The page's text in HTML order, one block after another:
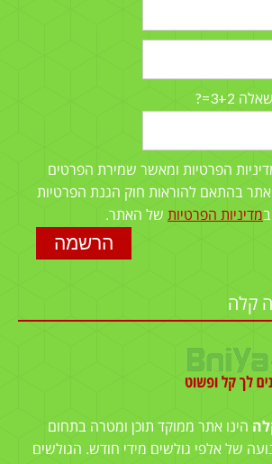
3+2=?
הפרטיות ומאשר שמירת הפרטים
בהתאם להוראות חוק הגנת הפרטיות
מדיניות הפרטיות של האתר.
קלה
הינו אתר ממוקד תוכן ומטרה בתחום
של אלפי גולשים מידי חודש. הגולשים